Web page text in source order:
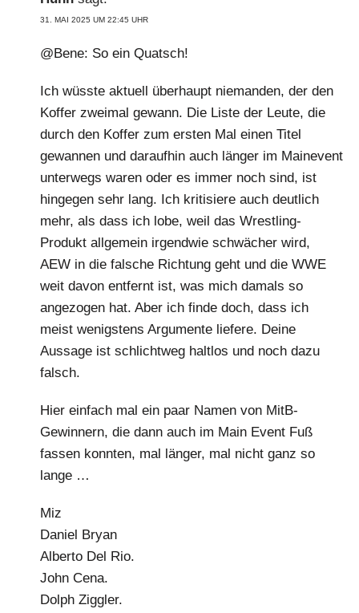
31. MAI 2025 UM 22:45 UHR
@Bene: So ein Quatsch!
Ich wüsste aktuell überhaupt niemanden, der den
Koffer zweimal gewann. Die Liste der Leute, die
durch den Koffer zum ersten Mal einen Titel
gewannen und daraufhin auch länger im Mainevent
unterwegs waren oder es immer noch sind, ist
hingegen sehr lang. Ich kritisiere auch deutlich
mehr, als dass ich lobe, weil das Wrestling-
Produkt allgemein irgendwie schwächer wird,
AEW in die falsche Richtung geht und die WWE
weit davon entfernt ist, was mich damals so
angezogen hat. Aber ich finde doch, dass ich
meist wenigstens Argumente liefere. Deine
Aussage ist schlichtweg haltlos und noch dazu
falsch.
Hier einfach mal ein paar Namen von MitB-
Gewinnern, die dann auch im Main Event Fuß
fassen konnten, mal länger, mal nicht ganz so
lange …
Miz
Daniel Bryan
Alberto Del Rio.
John Cena.
Dolph Ziggler.